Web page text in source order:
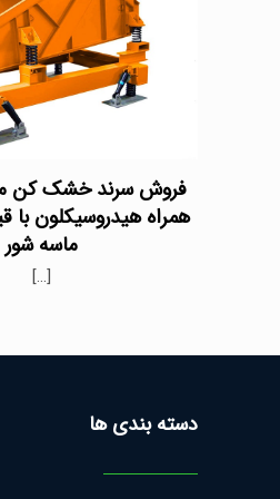
فروش سرند خشک کن
همراه هیدروسیکلون
ماسه شور
[…]
دسته بندی ها